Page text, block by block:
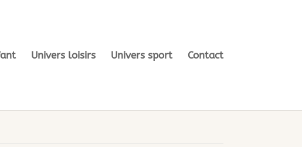
Univers loisirs Univers sport Contact